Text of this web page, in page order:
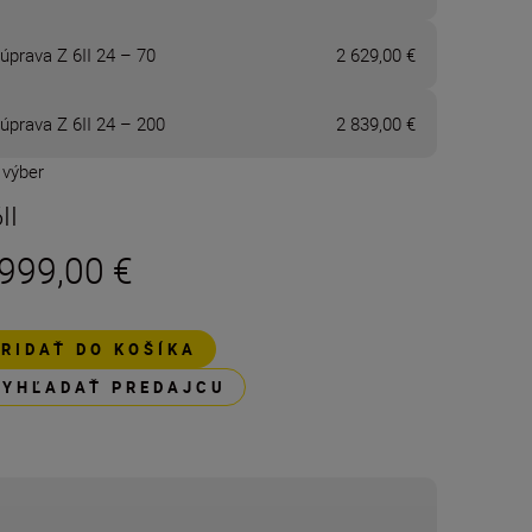
Z 6II 24 – 70 2 629,00 €
Z 6II 24 – 200 2 839,00 €
€
DO KOŠÍKA
PREDAJCU